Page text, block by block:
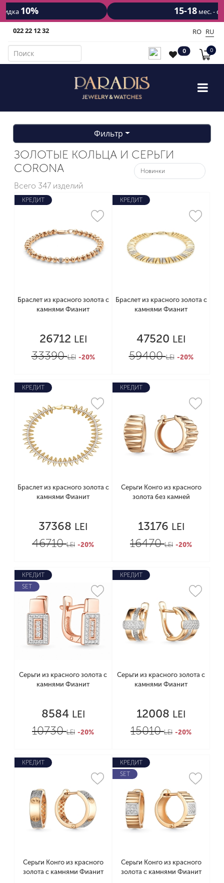
мес. - скидка
022 22 12 32 RO RU
0 0
Фильтр
ЗОЛОТЫЕ КОЛЬЦА И СЕРЬГИ
CORONA
Всего 347 изделий
КРЕДИТ
Браслет из красного золота с
камнями Фианит
26712 LEI
33390LEI -20%
КРЕДИТ
Браслет из красного золота с
камнями Фианит
47520 LEI
59400LEI -20%
КРЕДИТ
Браслет из красного золота с
камнями Фианит
37368 LEI
46710LEI -20%
КРЕДИТ
Серьги Конго из красного
золота без камней
13176 LEI
16470LEI -20%
КРЕДИТ
SET
Серьги из красного золота с
камнями Фианит
8584 LEI
10730LEI -20%
КРЕДИТ
Серьги из красного золота с
камнями Фианит
12008 LEI
15010LEI -20%
КРЕДИТ
Серьги Конго из красного
золота с камнями Фианит
КРЕДИТ
SET
Серьги Конго из красного
золота с камнями Фианит